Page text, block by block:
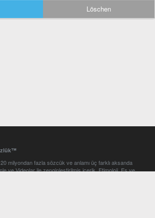
Löschen
milyondan fazla sözcük ve anlamı üç farklı aksanda
ve Videolar ile zenginleştirilmiş içerik. Etimoloji, Eş ve